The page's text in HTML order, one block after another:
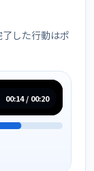
した行動はポ
00:14 / 00:20